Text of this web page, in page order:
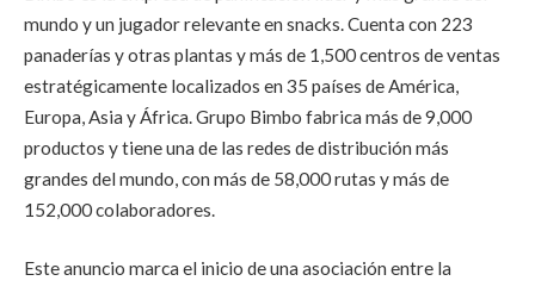
mundo y un jugador relevante en snacks. Cuenta con 223
panaderías y otras plantas y más de 1,500 centros de ventas
estratégicamente localizados en 35 países de América,
Europa, Asia y África. Grupo Bimbo fabrica más de 9,000
productos y tiene una de las redes de distribución más
grandes del mundo, con más de 58,000 rutas y más de
152,000 colaboradores.
Este anuncio marca el inicio de una asociación entre la